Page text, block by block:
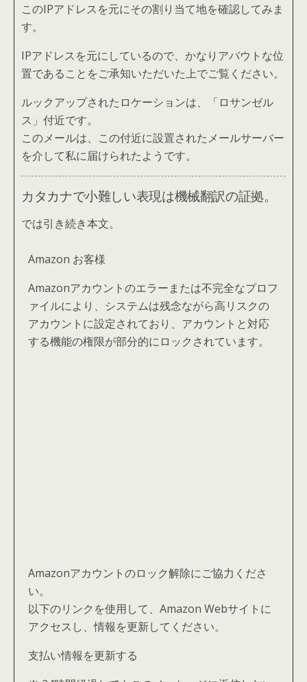
このIPアドレスを元にその割り当て地を確認してみま
す。
IPアドレスを元にしているので、かなりアバウトな位
置であることをご承知いただいた上でご覧ください。
ルックアップされたロケーションは、「ロサンゼル
ス」付近です。
このメールは、この付近に設置されたメールサーバー
を介して私に届けられたようです。
カタカナで小難しい表現は機械翻訳の証拠。
では引き続き本文。
Аmazon お客様
Amazonアカウントのエラーまたは不完全なプロフ
ァイルにより、システムは残念ながら高リスクの
アカウントに設定されており、アカウントと対応
する機能の権限が部分的にロックされています。
Amazonアカウントのロック解除にご協力くださ
い。
以下のリンクを使用して、Amazon Webサイトに
アクセスし、情報を更新してください。
支払い情報を更新する